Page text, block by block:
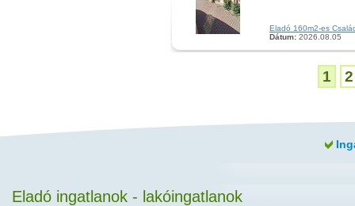
Eladó 160m2-es
Dátum: 2026.08.05
1 2
Eladó ingatlanok - lakóingatlanok